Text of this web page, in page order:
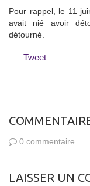
Pour rappel, le 11
avait nié avoir
détourné.
Tweet
0 commentaire
LAISSER UN